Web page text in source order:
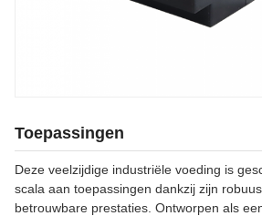
Toepassingen
Deze veelzijdige industriële voeding is
scala aan toepassingen dankzij zijn
betrouwbare prestaties. Ontworpen als